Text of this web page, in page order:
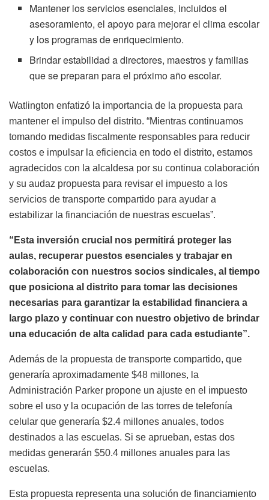
Mantener los servicios esenciales, incluidos el
asesoramiento, el apoyo para mejorar el clima escolar
y los programas de enriquecimiento.
Brindar estabilidad a directores, maestros y familias
que se preparan para el próximo año escolar.
Watlington enfatizó la importancia de la propuesta para
mantener el impulso del distrito. “Mientras continuamos
tomando medidas fiscalmente responsables para reducir
costos e impulsar la eficiencia en todo el distrito, estamos
agradecidos con la alcaldesa por su continua colaboración
y su audaz propuesta para revisar el impuesto a los
servicios de transporte compartido para ayudar a
estabilizar la financiación de nuestras escuelas”.
“Esta inversión crucial nos permitirá proteger las
aulas, recuperar puestos esenciales y trabajar en
colaboración con nuestros socios sindicales, al tiempo
que posiciona al distrito para tomar las decisiones
necesarias para garantizar la estabilidad financiera a
largo plazo y continuar con nuestro objetivo de brindar
una educación de alta calidad para cada estudiante”.
Además de la propuesta de transporte compartido, que
generaría aproximadamente $48 millones, la
Administración Parker propone un ajuste en el impuesto
sobre el uso y la ocupación de las torres de telefonía
celular que generaría $2.4 millones anuales, todos
destinados a las escuelas. Si se aprueban, estas dos
medidas generarán $50.4 millones anuales para las
escuelas.
Esta propuesta representa una solución de financiamiento